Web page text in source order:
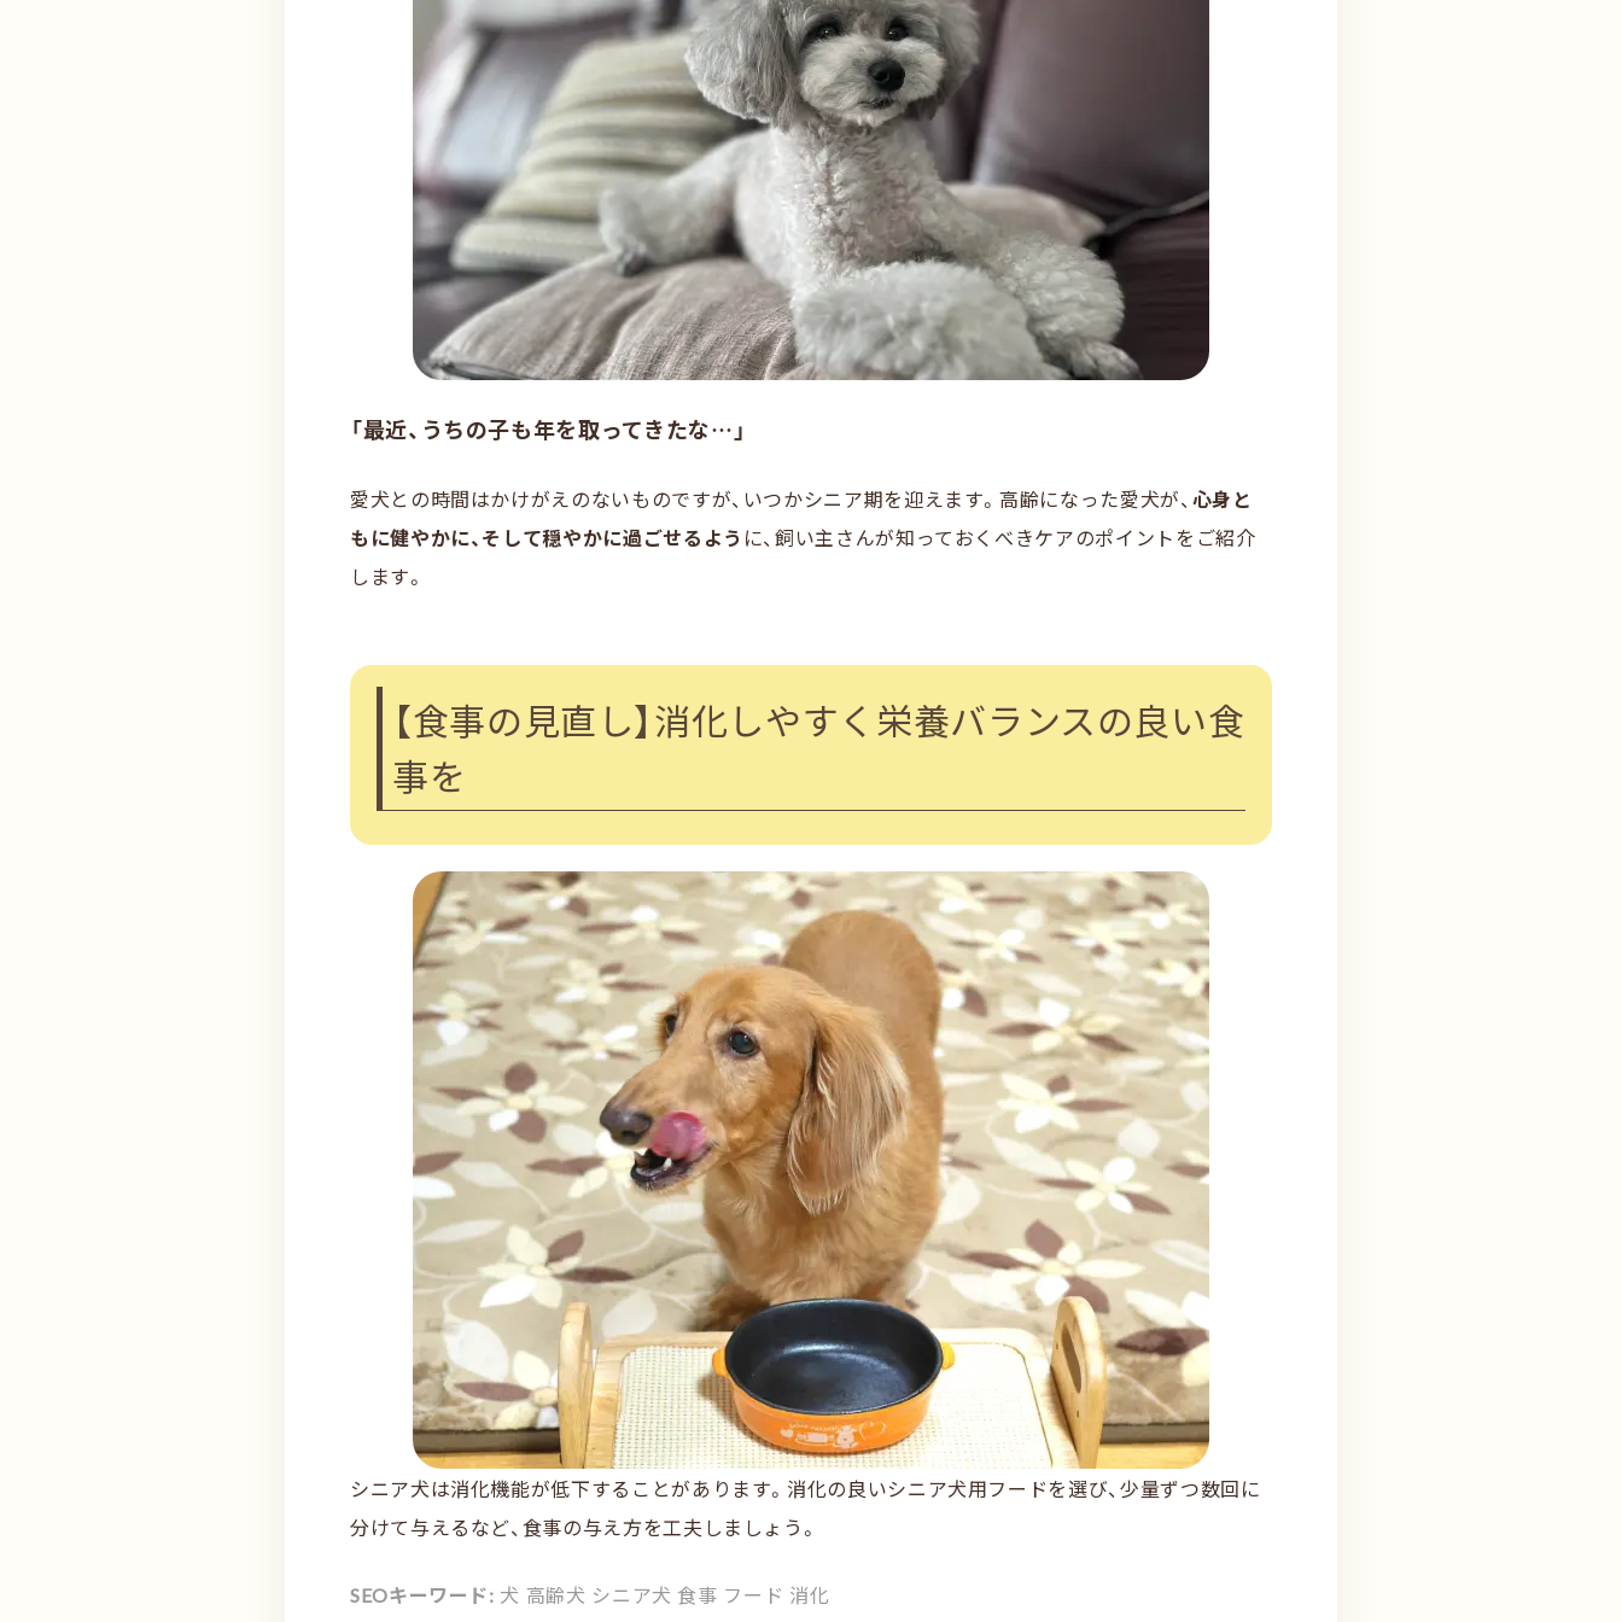
「最近、うちの子も年を取ってきたな…」
愛犬との時間はかけがえのないものですが、いつかシニア期を迎えます。高齢になった愛犬が、 心身と
もに健やかに、そして穏やかに過ごせるよう に、飼い主さんが知っておくべきケアのポイントをご紹介
します。
【食事の見直し】消化しやすく栄養バランスの良い食
事を
シニア犬は消化機能が低下することがあります。消化の良いシニア犬用フードを選び、少量ずつ数回に
分けて与えるなど、食事の与え方を工夫しましょう。
SEOキーワード: 犬 高齢犬 シニア犬 食事 フード 消化